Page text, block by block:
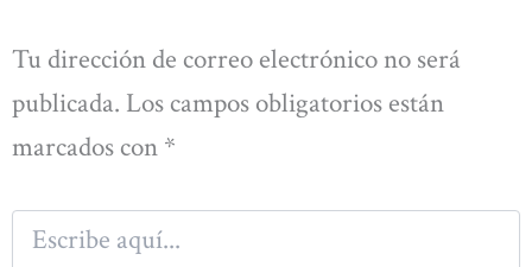
Tu dirección de correo electrónico no será
publicada. Los campos obligatorios están
marcados con *
Escribe
aquí...